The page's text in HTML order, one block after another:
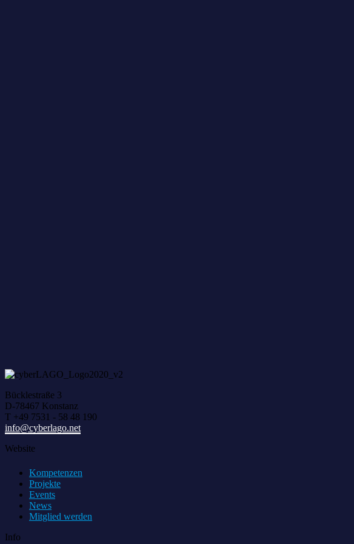
Bücklestraße 3
D-78467 Konstanz
T +49 7531 - 58 48 190
info@cyberlago.net
Website
Kompetenzen
Projekte
Events
News
Mitglied werden
Info